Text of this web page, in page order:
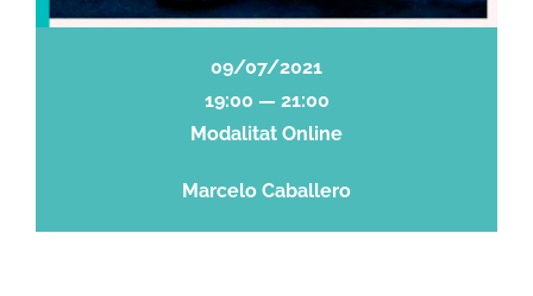
09/07/2021
19:00 — 21:00
Modalitat Online
Marcelo Caballero